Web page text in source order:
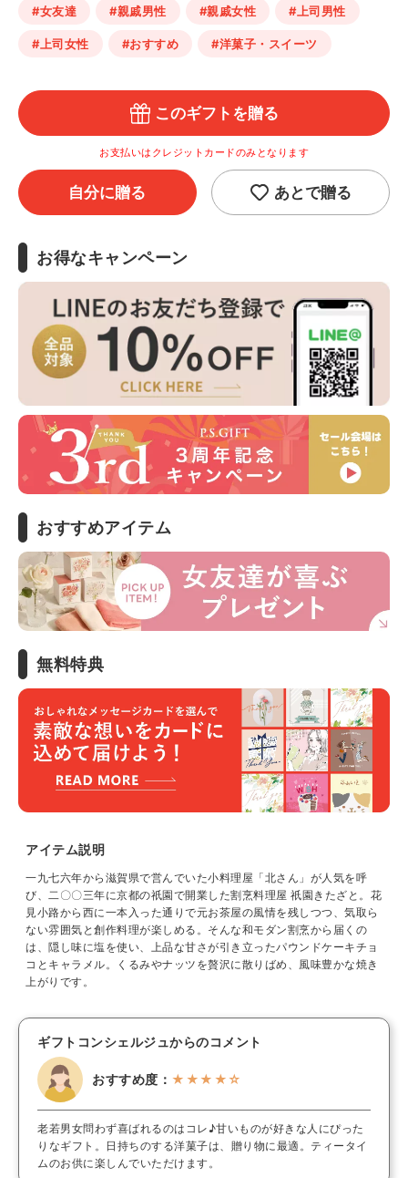
#女友達 #親戚男性 #親戚女性 #上司男性
#上司女性 #おすすめ #洋菓子・スイーツ
このギフトを贈る
お支払いはクレジットカードのみとなります
自分に贈る あとで贈る
お得なキャンペーン
おすすめアイテム
無料特典
アイテム説明
一九七六年から滋賀県で営んでいた小料理屋「北さん」が人気を呼
び、二〇〇三年に京都の祇園で開業した割烹料理屋 祇園きたざと。花
見小路から西に一本入った通りで元お茶屋の風情を残しつつ、気取ら
ない雰囲気と創作料理が楽しめる。そんな和モダン割烹から届くの
は、隠し味に塩を使い、上品な甘さが引き立ったパウンドケーキチョ
コとキャラメル。くるみやナッツを贅沢に散りばめ、風味豊かな焼き
上がりです。
ギフトコンシェルジュからのコメント
おすすめ度： ★★★★☆
老若男女問わず喜ばれるのはコレ♪甘いものが好きな人にぴった
りなギフト。日持ちのする洋菓子は、贈り物に最適。ティータイ
ムのお供に楽しんでいただけます。